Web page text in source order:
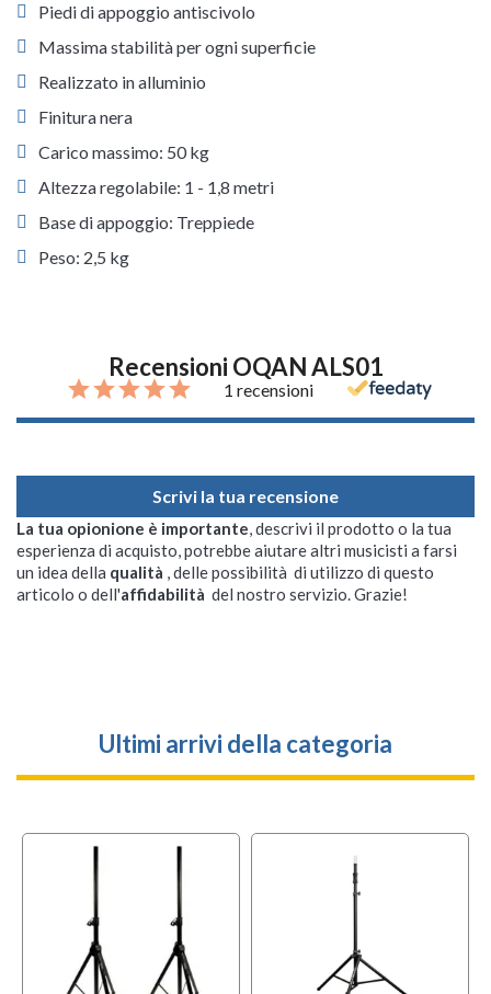
Piedi di appoggio antiscivolo
Massima stabilità per ogni superficie
Realizzato in alluminio
Finitura nera
Carico massimo: 50 kg
Altezza regolabile: 1 - 1,8 metri
Base di appoggio: Treppiede
Peso: 2,5 kg
Recensioni OQAN ALS01
1 recensioni
Scrivi la tua recensione
La tua opionione è importante, descrivi il prodotto o la tua
esperienza di acquisto, potrebbe aiutare altri musicisti a farsi
un idea della qualità , delle possibilità di utilizzo di questo
articolo o dell'affidabilità del nostro servizio. Grazie!
Ultimi arrivi della categoria